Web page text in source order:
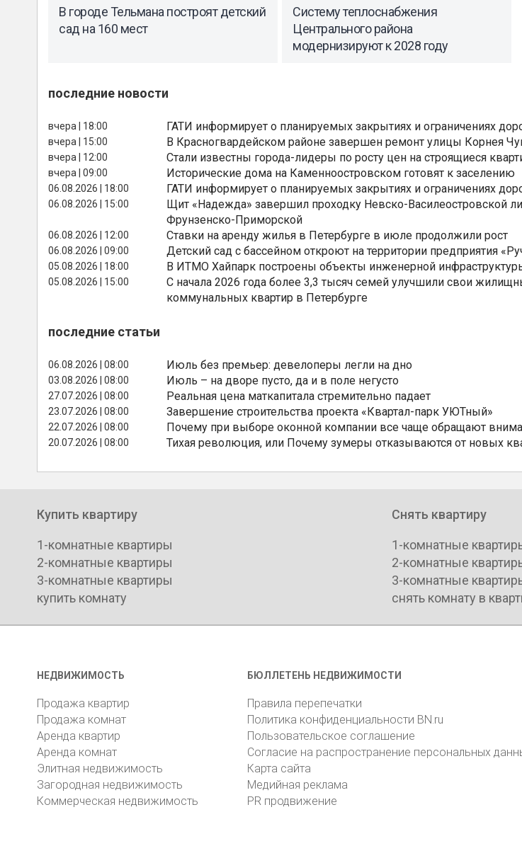
В городе Тельмана построят детский
сад на 160 мест
Систему теплоснабжения
Центрального района
модернизируют к 2028 году
последние новости
вчера | 18:00 ГАТИ информирует о планируемых закрытиях и ограничениях
вчера | 15:00 В Красногвардейском районе завершен ремонт улицы Корнея
вчера | 12:00 Стали известны города-лидеры по росту цен на строящиеся
вчера | 09:00 Исторические дома на Каменноостровском готовят к заселению
06.08.2026 | 18:00 ГАТИ информирует о планируемых закрытиях и ограничениях
06.08.2026 | 15:00
Щит «Надежда» завершил проходку Невско-Василеостровской
Фрунзенско-Приморской
06.08.2026 | 12:00 Ставки на аренду жилья в Петербурге в июле продолжили рост
06.08.2026 | 09:00 Детский сад с бассейном откроют на территории предприятия
05.08.2026 | 18:00 В ИТМО Хайпарк построены объекты инженерной
05.08.2026 | 15:00
С начала 2026 года более 3,3 тысяч семей улучшили свои
коммунальных квартир в Петербурге
последние статьи
06.08.2026 | 08:00 Июль без премьер: девелоперы легли на дно
03.08.2026 | 08:00 Июль – на дворе пусто, да и в поле негусто
27.07.2026 | 08:00 Реальная цена маткапитала стремительно падает
23.07.2026 | 08:00 Завершение строительства проекта «Квартал-парк УЮТный»
22.07.2026 | 08:00 Почему при выборе оконной компании все чаще обращают
20.07.2026 | 08:00 Тихая революция, или Почему зумеры отказываются от новых
Купить квартиру
1-комнатные квартиры
2-комнатные квартиры
3-комнатные квартиры
купить комнату
Снять квартиру
1-комнатные
2-комнатные
3-комнатные
снять комнату в
НЕДВИЖИМОСТЬ
Продажа квартир
Продажа комнат
Аренда квартир
Аренда комнат
Элитная недвижимость
Загородная недвижимость
Коммерческая недвижимость
БЮЛЛЕТЕНЬ НЕДВИЖИМОСТИ
Правила перепечатки
Политика конфиденциальности BN.ru
Пользовательское соглашение
Согласие на распространение персональных
Карта сайта
Медийная реклама
PR продвижение